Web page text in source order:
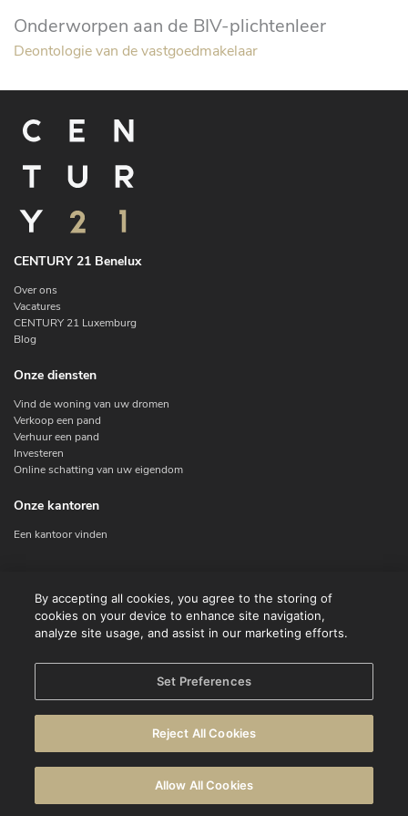
Onderworpen aan de BIV-plichtenleer
Deontologie van de vastgoedmakelaar
CENTURY 21 Benelux
Over ons
Vacatures
CENTURY 21 Luxemburg
Blog
Onze diensten
Vind de woning van uw dromen
Verkoop een pand
Verhuur een pand
Investeren
Online schatting van uw eigendom
Onze kantoren
Een kantoor vinden
Contact
Facebook
Privacyverklaring
Waarschuwing
Cookie beleid
By accepting all cookies, you agree to the storing of
cookies on your device to enhance site navigation,
analyze site usage, and assist in our marketing efforts.
Set Preferences
Reject All Cookies
Allow All Cookies